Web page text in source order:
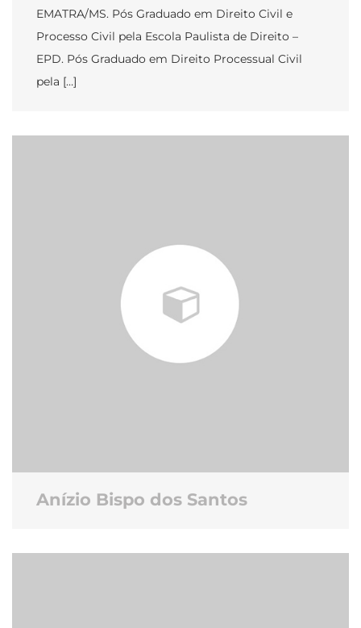
EMATRA/MS. Pós Graduado em Direito Civil e
Processo Civil pela Escola Paulista de Direito –
EPD. Pós Graduado em Direito Processual Civil
pela […]
Anízio Bispo dos Santos